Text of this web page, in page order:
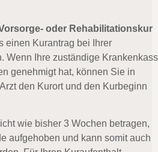
oder Rehabilitationskur
einen Kurantrag bei Ihrer
Wenn Ihre zuständige
genehmigt hat, können Sie in
den Kurort und den Kurbeginn
wie bisher 3 Wochen betragen,
aufgehoben und kann somit auch